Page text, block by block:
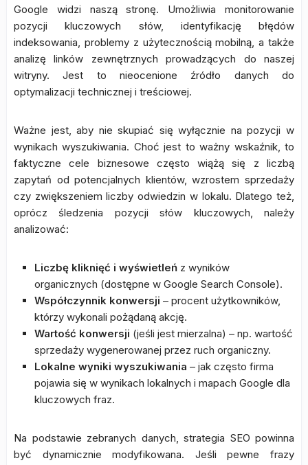
Google widzi naszą stronę. Umożliwia monitorowanie
pozycji kluczowych słów, identyfikację błędów
indeksowania, problemy z użytecznością mobilną, a także
analizę linków zewnętrznych prowadzących do naszej
witryny. Jest to nieocenione źródło danych do
optymalizacji technicznej i treściowej.
Ważne jest, aby nie skupiać się wyłącznie na pozycji w
wynikach wyszukiwania. Choć jest to ważny wskaźnik, to
faktyczne cele biznesowe często wiążą się z liczbą
zapytań od potencjalnych klientów, wzrostem sprzedaży
czy zwiększeniem liczby odwiedzin w lokalu. Dlatego też,
oprócz śledzenia pozycji słów kluczowych, należy
analizować:
Liczbę kliknięć i wyświetleń z wyników
organicznych (dostępne w Google Search Console).
Współczynnik konwersji – procent użytkowników,
którzy wykonali pożądaną akcję.
Wartość konwersji (jeśli jest mierzalna) – np. wartość
sprzedaży wygenerowanej przez ruch organiczny.
Lokalne wyniki wyszukiwania – jak często firma
pojawia się w wynikach lokalnych i mapach Google dla
kluczowych fraz.
Na podstawie zebranych danych, strategia SEO powinna
być dynamicznie modyfikowana. Jeśli pewne frazy